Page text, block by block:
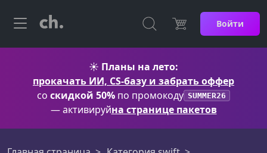
Войти
☀️ Планы на лето:
прокачать ИИ, CS-базу и забрать оффер
со скидкой 50% по промокоду SUMMER26
— активируйна странице пакетов